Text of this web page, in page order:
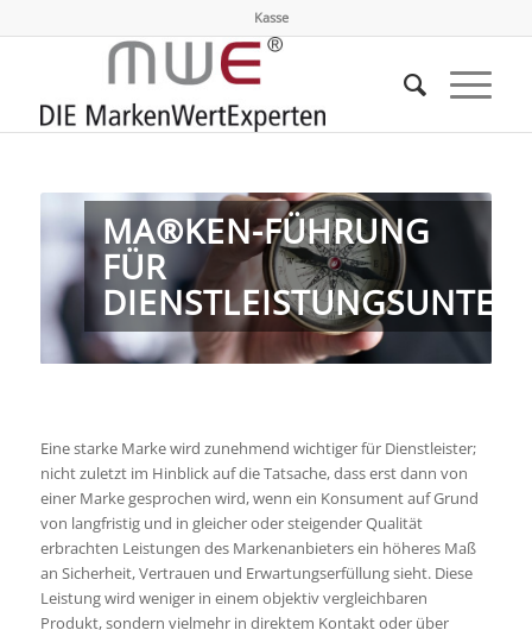
Kasse
MA®KEN-FÜHRUNG
FÜR
Eine starke Marke wird zunehmend wichtiger für Dienstleister;
nicht zuletzt im Hinblick auf die Tatsache, dass erst dann von
einer Marke gesprochen wird, wenn ein Konsument auf Grund
von langfristig und in gleicher oder steigender Qualität
erbrachten Leistungen des Markenanbieters ein höheres Maß
an Sicherheit, Vertrauen und Erwartungserfüllung sieht. Diese
Leistung wird weniger in einem objektiv vergleichbaren
Produkt, sondern vielmehr in direktem Kontakt oder über